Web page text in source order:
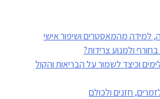
למידה מהמאסטרים ושיפור אישי
ולמנוע צרידות?
האלימים וכיצד לשמור על הבריאות והקול
חזנים ולכולם